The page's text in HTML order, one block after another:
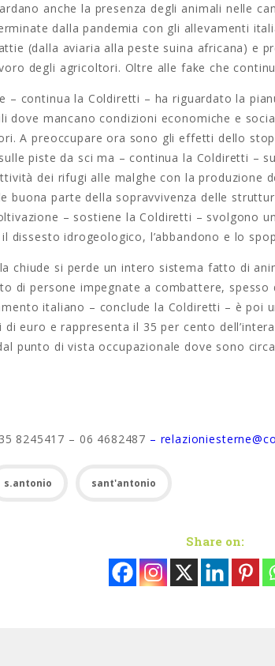
anche la presenza degli animali nelle
dalla pandemia con gli allevamenti
(dalla aviaria alla peste suina africana) e
degli agricoltori. Oltre alle fake che
– continua la Coldiretti – ha riguardato la
dove mancano condizioni economiche e
A preoccupare ora sono gli effetti dello
piste da sci ma – continua la Coldiretti –
dei rifugi alle malghe con la produzione
buona parte della sopravvivenza delle
– sostiene la Coldiretti – svolgono
dissesto idrogeologico, l’abbandono e lo
chiude si perde un intero sistema fatto di
di persone impegnate a combattere,
italiano – conclude la Coldiretti – è poi
di euro e rappresenta il 35 per cento
punto di vista occupazionale dove sono
8245417 – 06 4682487 –
s.antonio sant'antonio
Share on: